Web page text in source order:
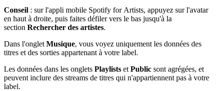
Conseil : sur l'appli mobile Spotify for Artists, appuyez sur l'avatar
en haut à droite, puis faites défiler vers le bas jusqu'à la
section Rechercher des artistes.
Dans l'onglet Musique, vous voyez uniquement les données des
titres et des sorties appartenant à votre label.
Les données dans les onglets Playlists et Public sont agrégées, et
peuvent inclure des streams de titres qui n'appartiennent pas à votre
label.